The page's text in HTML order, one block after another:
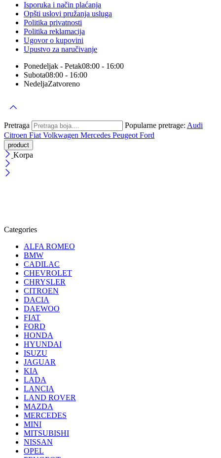
Isporuka i način plaćanja
Opšti uslovi pružanja usluga
Politika privatnosti
Politika reklamacija
Ugovor o kupovini
Upustvo za naručivanje
Ponedeljak - Petak08:00 - 16:00
Subota08:00 - 16:00
NedeljaZatvoreno
Pretraga Popularne pretrage: Audi
Citroen Fiat Volkwagen Mercedes Peugeot Ford
Korpa
Categories
ALFA ROMEO
BMW
CADILAC
CHEVROLET
CHRYSLER
CITROEN
DACIA
DAEWOO
FIAT
FORD
HONDA
HYUNDAI
ISUZU
JAGUAR
KIA
LADA
LANCIA
LAND ROVER
MAZDA
MERCEDES
MINI
MITSUBISHI
NISSAN
OPEL